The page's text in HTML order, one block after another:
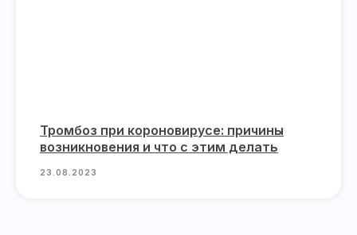
Тромбоз при короновирусе: причины
возникновения и что с этим делать
23.08.2023